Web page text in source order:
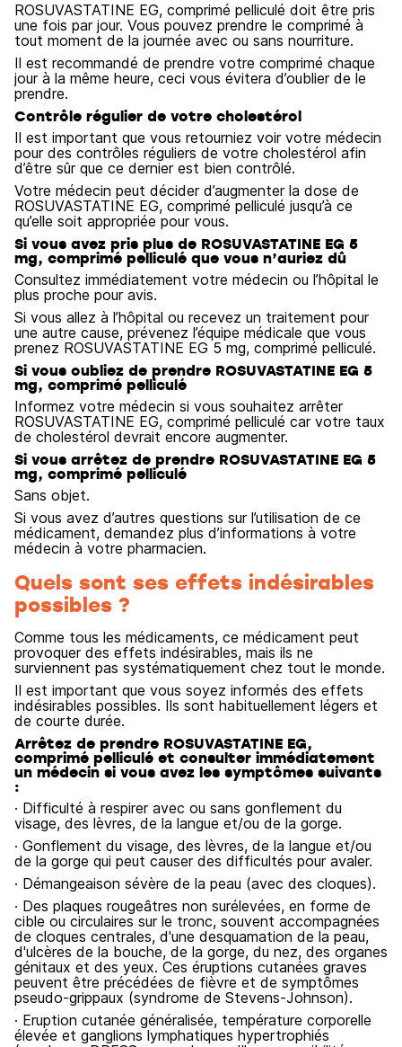
ROSUVASTATINE EG, comprimé pelliculé doit être pris
une fois par jour. Vous pouvez prendre le comprimé à
tout moment de la journée avec ou sans nourriture.
Il est recommandé de prendre votre comprimé chaque
jour à la même heure, ceci vous évitera d’oublier de le
prendre.
Contrôle régulier de votre cholestérol
Il est important que vous retourniez voir votre médecin
pour des contrôles réguliers de votre cholestérol afin
d’être sûr que ce dernier est bien contrôlé.
Votre médecin peut décider d’augmenter la dose de
ROSUVASTATINE EG, comprimé pelliculé jusqu’à ce
qu’elle soit appropriée pour vous.
Si vous avez pris plus de ROSUVASTATINE EG 5
mg, comprimé pelliculé que vous n’auriez dû
Consultez immédiatement votre médecin ou l’hôpital le
plus proche pour avis.
Si vous allez à l’hôpital ou recevez un traitement pour
une autre cause, prévenez l’équipe médicale que vous
prenez ROSUVASTATINE EG 5 mg, comprimé pelliculé.
Si vous oubliez de prendre ROSUVASTATINE EG 5
mg, comprimé pelliculé
Informez votre médecin si vous souhaitez arrêter
ROSUVASTATINE EG, comprimé pelliculé car votre taux
de cholestérol devrait encore augmenter.
Si vous arrêtez de prendre ROSUVASTATINE EG 5
mg, comprimé pelliculé
Sans objet.
Si vous avez d’autres questions sur l’utilisation de ce
médicament, demandez plus d’informations à votre
médecin à votre pharmacien.
Quels sont ses effets indésirables
possibles ?
Comme tous les médicaments, ce médicament peut
provoquer des effets indésirables, mais ils ne
surviennent pas systématiquement chez tout le monde.
Il est important que vous soyez informés des effets
indésirables possibles. Ils sont habituellement légers et
de courte durée.
Arrêtez de prendre ROSUVASTATINE EG,
comprimé pelliculé et consulter immédiatement
un médecin si vous avez les symptômes suivants
:
· Difficulté à respirer avec ou sans gonflement du
visage, des lèvres, de la langue et/ou de la gorge.
· Gonflement du visage, des lèvres, de la langue et/ou
de la gorge qui peut causer des difficultés pour avaler.
· Démangeaison sévère de la peau (avec des cloques).
· Des plaques rougeâtres non surélevées, en forme de
cible ou circulaires sur le tronc, souvent accompagnées
de cloques centrales, d'une desquamation de la peau,
d'ulcères de la bouche, de la gorge, du nez, des organes
génitaux et des yeux. Ces éruptions cutanées graves
peuvent être précédées de fièvre et de symptômes
pseudo-grippaux (syndrome de Stevens-Johnson).
· Eruption cutanée généralisée, température corporelle
élevée et ganglions lymphatiques hypertrophiés